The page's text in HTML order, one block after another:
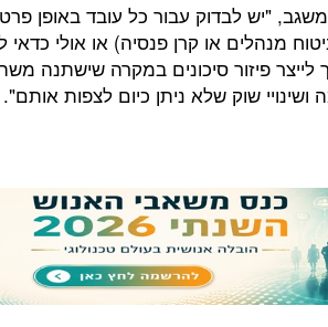
"יש לבדוק עבור כל עובד באופן
מנהלים או קרן פנסיה) או אולי
לייצר פיזור סיכונים במקרה שישתנה
שוק שלא ניתן כיום לצפות אותם".